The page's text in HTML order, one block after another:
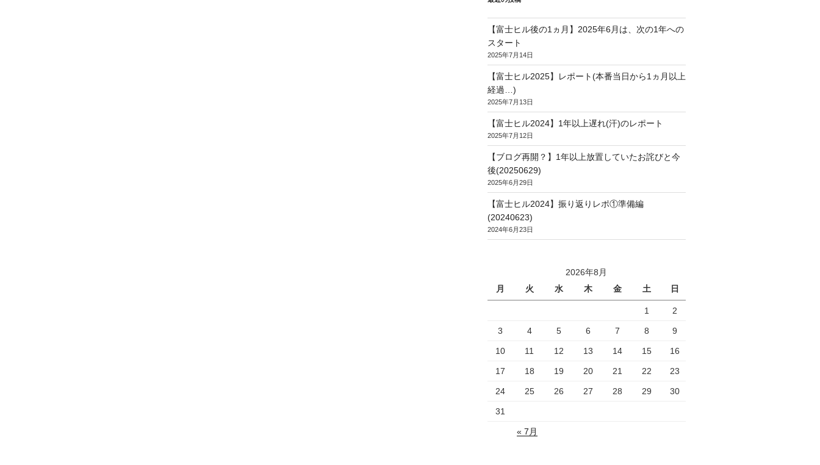
【富士ヒル後の1ヵ月】2025年6月は、次の1年への
スタート
2025年7月14日
【富士ヒル2025】レポート(本番当日から1ヵ月以上
経過…)
2025年7月13日
【富士ヒル2024】1年以上遅れ(汗)のレポート
2025年7月12日
【ブログ再開？】1年以上放置していたお詫びと今
後(20250629)
2025年6月29日
【富士ヒル2024】振り返りレポ①準備編
(20240623)
2024年6月23日
2026年8月
月
火 水 木 金 土 日
1 2
3 4 5 6 7 8 9
10 11 12 13 14 15 16
17 18 19 20 21 22 23
24 25 26 27 28 29 30
31
« 7月